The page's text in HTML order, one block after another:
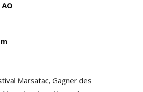
AO
Marsatac, Gagner des